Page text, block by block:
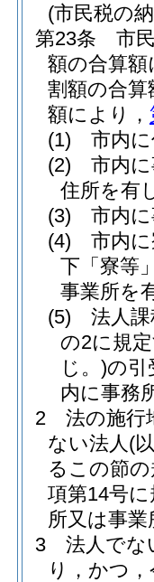
(市民税の
第23条
市
額の合算
割額の合
額により，
(1)
市内
(2)
市内
住所を有
(3)
市内
(4)
市内
下「寮等
事業所を
(5)
法人
の2に規
じ。)の引
内に事務
2
法の施行
ない法人(
るこの節
項第14号
所又は事
3
法人でな
り，かつ